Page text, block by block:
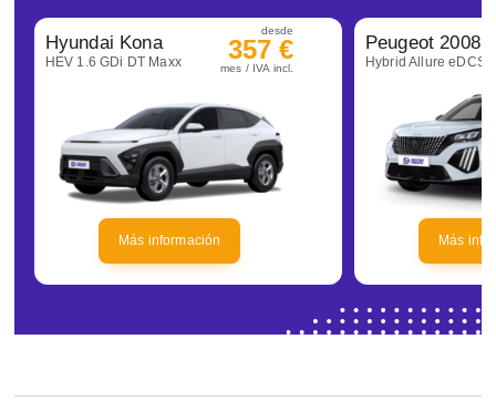
Hyundai Kona
HEV 1.6 GDi DT Maxx
desde
357 €
mes / IVA incl.
Más información
Peugeot 2008
Hybrid Allure eDCS6
Más